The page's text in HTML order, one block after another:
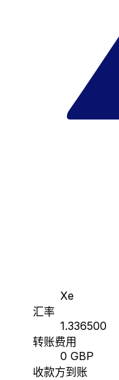
Xe
汇率
1.336500
转账费用
0 GBP
收款方到账